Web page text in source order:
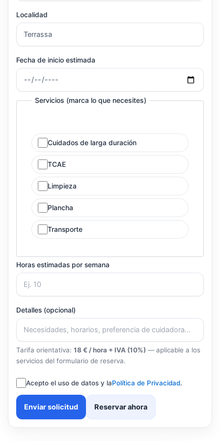
Localidad
Fecha de inicio estimada
Servicios (marca lo que necesites)
Cuidados de larga duración
TCAE
Limpieza
Plancha
Transporte
Horas estimadas por semana
Detalles (opcional)
Tarifa orientativa: 18 € / hora + IVA (10%) — aplicable a los
servicios del formulario de reserva.
Acepto el uso de datos y laPolítica de Privacidad.
Enviar solicitud Reservar ahora